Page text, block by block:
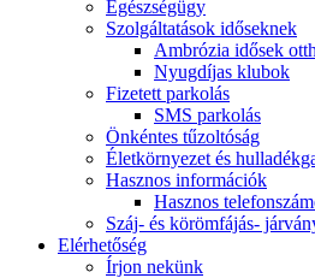
Egészségügy
Szolgáltatások időseknek
Ambrózia idősek
Nyugdíjas klubok
Fizetett parkolás
SMS parkolás
Önkéntes tűzoltóság
Életkörnyezet és
Hasznos információk
Hasznos
Száj- és körömfájás-
Elérhetőség
Írjon nekünk